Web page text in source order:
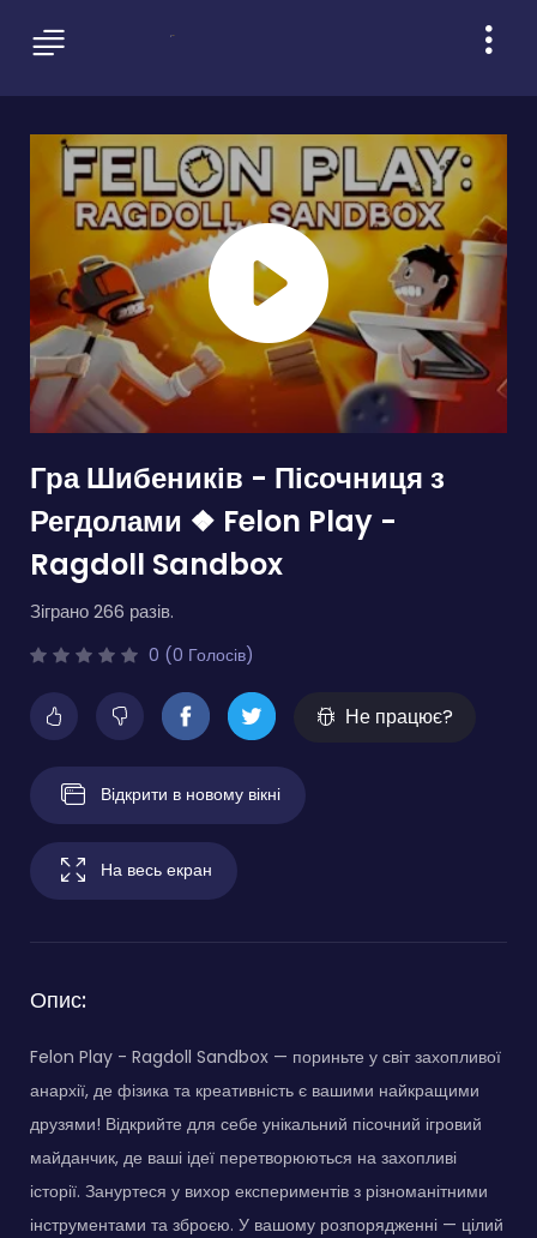
Гра Шибеників - Пісочниця з
Регдолами ❖ Felon Play -
Ragdoll Sandbox
Зіграно 266 разів.
0 (0 Голосів)
Не працює?
Відкрити в новому вікні
На весь екран
Опис:
Felon Play - Ragdoll Sandbox — пориньте у світ захопливої
анархії, де фізика та креативність є вашими найкращими
друзями! Відкрийте для себе унікальний пісочний ігровий
майданчик, де ваші ідеї перетворюються на захопливі
історії. Зануртеся у вихор експериментів з різноманітними
інструментами та зброєю. У вашому розпорядженні — цілий